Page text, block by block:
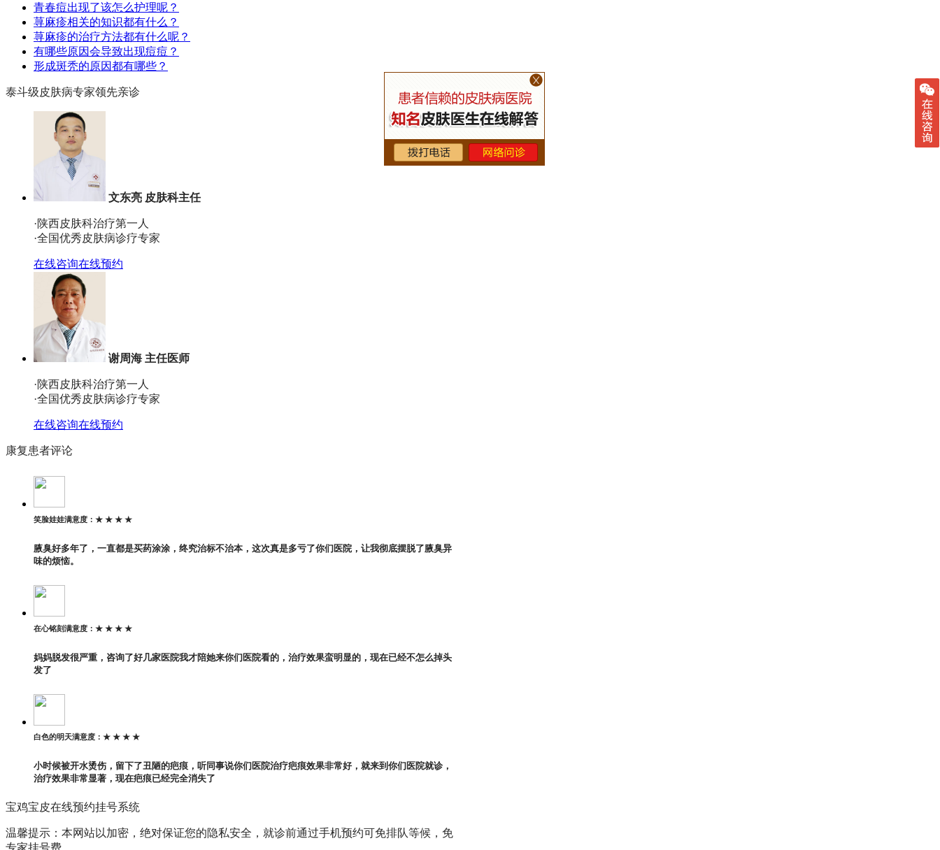
青春痘出现了该怎么护理呢？
荨麻疹相关的知识都有什么？
荨麻疹的治疗方法都有什么呢？
有哪些原因会导致出现痘痘？
形成斑秃的原因都有哪些？
泰斗级皮肤病专家领先亲诊
文东亮 皮肤科主任
·陕西皮肤科治疗第一人
·全国优秀皮肤病诊疗专家
在线咨询在线预约
谢周海 主任医师
·陕西皮肤科治疗第一人
·全国优秀皮肤病诊疗专家
在线咨询在线预约
康复患者评论
笑脸娃娃满意度： ★ ★ ★ ★
腋臭好多年了，一直都是买药涂涂，终究治标不治本，这次真是多亏了你们医院，让我彻底摆脱了腋臭异
味的烦恼。
在心铭刻满意度： ★ ★ ★ ★
妈妈脱发很严重，咨询了好几家医院我才陪她来你们医院看的，治疗效果蛮明显的，现在已经不怎么掉头
发了
白色的明天满意度： ★ ★ ★ ★
小时候被开水烫伤，留下了丑陋的疤痕，听同事说你们医院治疗疤痕效果非常好，就来到你们医院就诊，
治疗效果非常显著，现在疤痕已经完全消失了
宝鸡宝皮在线预约挂号系统
温馨提示：本网站以加密，绝对保证您的隐私安全，就诊前通过手机预约可免排队等候，免